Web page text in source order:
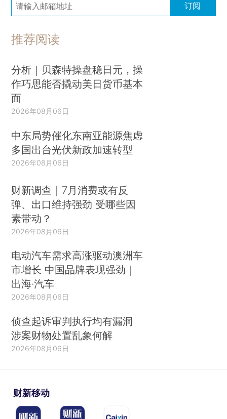
订阅
推荐阅读
分析｜贝森特操盘稳日元，操
作巧思能否撬动美日货币基本
面
2026年08月06日
中东局势催化东南亚能源焦虑
多国出台光伏新政加速转型
2026年08月06日
财新调查｜7月消费或有反
弹、出口维持强劲 受哪些因
素带动？
2026年08月06日
电动汽车需求高涨驱动澳洲车
市增长 中国品牌表现强劲｜
出海·汽车
2026年08月06日
侦查起诉审判执行均有漏洞
涉案财物处置乱象何解
2026年08月06日
财新移动